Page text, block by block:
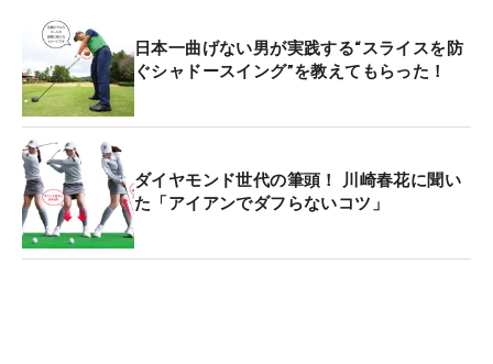
日本一曲げない男が実践する“スライスを防
ぐシャドースイング”を教えてもらった！
ダイヤモンド世代の筆頭！ 川崎春花に聞い
た「アイアンでダフらないコツ」